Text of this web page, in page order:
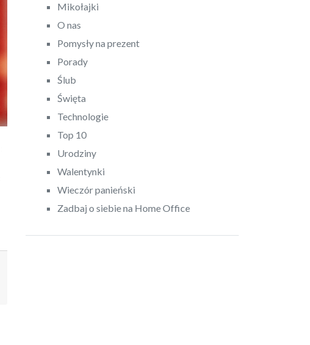
Mikołajki
O nas
Pomysły na prezent
Porady
Ślub
Święta
Technologie
Top 10
Urodziny
Walentynki
Wieczór panieński
Zadbaj o siebie na Home Office